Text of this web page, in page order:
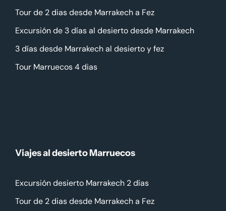
Tour de 2 dias desde Marrakech a Fez
Excursión de 3 días al desierto desde Marrakech
3 días desde Marrakech al desierto y fez
Tour Marruecos 4 dias
Viajes al desierto Marruecos
Excursión desierto Marrakech 2 días
Tour de 2 dias desde Marrakech a Fez